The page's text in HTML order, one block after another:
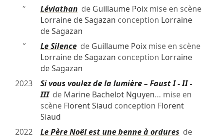
″
Léviathan de Guillaume Poixmise en scène
Lorraine de Sagazan conception Lorraine
de Sagazan
″
Le Silencede Guillaume Poixmise en scène
Lorraine de Sagazan conception Lorraine
de Sagazan
2023
Si vous voulez de la lumière – Faust I - II -
IIIde Marine Bachelot Nguyen… mise en
scène Florent Siaud conception Florent
Siaud
2022
Le Père Noël est une benne à ordures de